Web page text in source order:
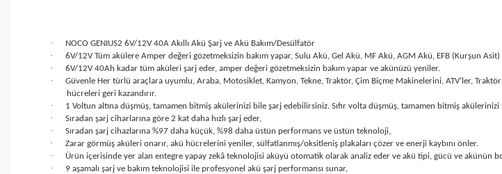
· NOCO GENIUS2 6V/12V 40A Akıllı Akü Şarj ve Akü Bakım/Desülfatör
· 6V/12V Tüm akülere Amper değeri gözetmeksizin bakım yapar, Sulu Akü, Gel Akü, MF Akü, AGM Akü, EFB (Kurşun
· 6V/12V 40Ah kadar tüm aküleri şarj eder, amper değeri gözetmeksizin bakım yapar ve akünüzü yeniler.
·
Güvenle Her türlü araçlara uyumlu, Araba, Motosiklet, Kamyon, Tekne, Traktör, Çim Biçme Makinelerini, ATV'ler,
hücreleri geri kazandırır.
· 1 Voltun altına düşmüş, tamamen bitmiş akülerinizi bile şarj edebilirsiniz. Sıfır volta düşmüş, tamamen bitmiş
· Sıradan şarj ciharlarına göre 2 kat daha hızlı şarj eder,
· Sıradan şarj cihazlarına %97 daha küçük, %98 daha üstün performans ve üstün teknoloji,
· Zarar görmüş aküleri onarır, akü hücrelerini yeniler, sülfatlanmış/oksitleniş plakaları çözer ve enerji kaybını önler.
· Ürün içerisinde yer alan entegre yapay zekâ teknolojisi aküyü otomatik olarak analiz eder ve akü tipi, gücü ve akünün
· 9 aşamalı şarj ve bakım teknolojisi ile profesyonel akü şarj performansı sunar,